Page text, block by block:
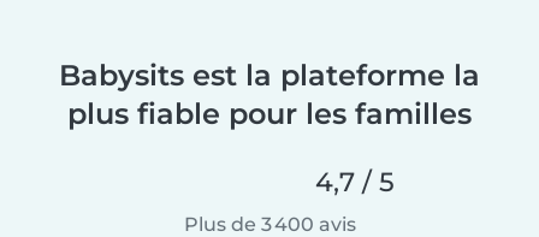
Babysits est la plateforme la
plus fiable pour les familles
4,7 / 5
Plus de 3 400 avis